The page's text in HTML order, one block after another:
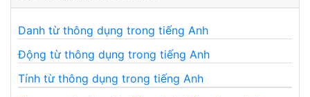
Danh từ thông dụng trong tiếng Anh
Động từ thông dụng trong tiếng Anh
Tính từ thông dụng trong tiếng Anh